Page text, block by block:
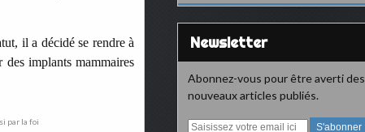
il a décidé se rendre à
implants mammaires
Newsletter
Abonnez-vous pour être averti des
nouveaux articles publiés.
E